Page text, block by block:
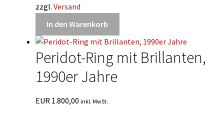
zzgl. Versand
In den Warenkorb
Peridot-Ring mit Brillanten,
1990er Jahre
EUR 1.800,00 inkl. MwSt.